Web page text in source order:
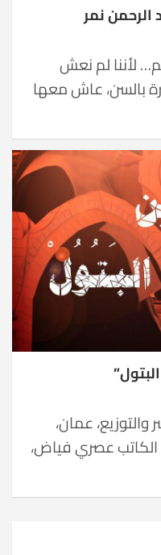
الرحمن نمر
لأننا لم نعش
بالسن، عاش معها
والتوزيع، عمان،
2023متأليف الكاتب عصري فياض،